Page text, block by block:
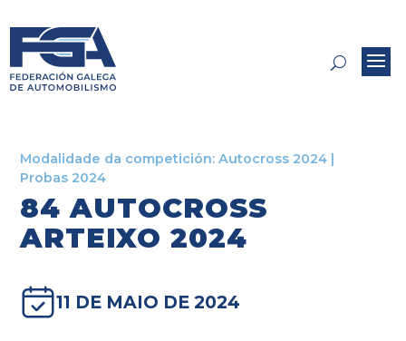
Modalidade da competición:Autocross 2024 |
Probas 2024
84 AUTOCROSS
ARTEIXO 2024
11 DE MAIO DE 2024